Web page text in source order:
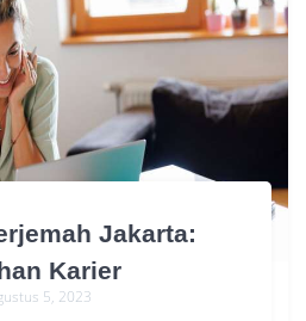
Jakarta:
Karier
5, 2023